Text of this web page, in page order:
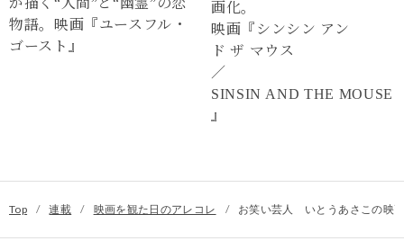
が描く“⼈間”と“幽霊”の恋
物語。映画『ユースフル・
ゴースト』
画化。
映画『シンシン アン
ド ザ マウス
／
SINSIN AND THE MOUSE
』
Top / 連載 / 映画を観た日のアレコレ / お笑い芸人 いとうあさこの映